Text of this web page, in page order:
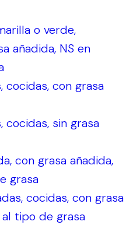
o verde,
añadida, NS en
cocidas, con grasa
cocidas, sin grasa
con grasa añadida,
grasa
cocidas, con grasa
tipo de grasa